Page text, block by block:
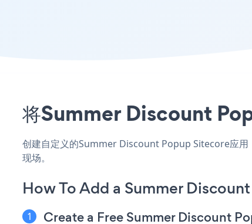
将Summer Discount
创建自定义的Summer Discount Popup Sitecore应
现场。
How To Add a Summer
Create a Free Summer Discount